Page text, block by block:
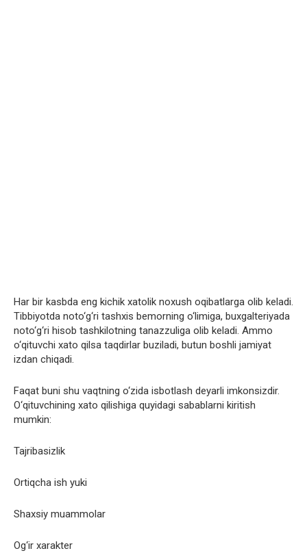
Har bir kasbda eng kichik xatolik noxush oqibatlarga olib keladi.
Tibbiyotda noto‘g‘ri tashxis bemorning o‘limiga, buxgalteriyada
noto‘g‘ri hisob tashkilotning tanazzuliga olib keladi. Ammo
o‘qituvchi xato qilsa taqdirlar buziladi, butun boshli jamiyat
izdan chiqadi.
Faqat buni shu vaqtning o‘zida isbotlash deyarli imkonsizdir.
O‘qituvchining xato qilishiga quyidagi sabablarni kiritish
mumkin:
Tajribasizlik
Ortiqcha ish yuki
Shaxsiy muammolar
Og‘ir xarakter